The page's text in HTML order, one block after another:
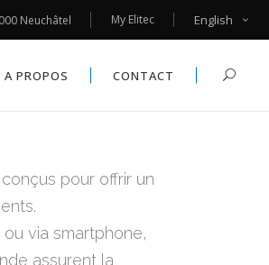
Neuchâtel My Elitec English
A PROPOS CONTACT
pour offrir un
via smartphone,
assurent la